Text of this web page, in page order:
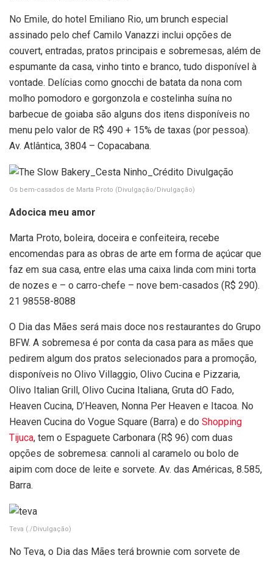
No Emile, do hotel Emiliano Rio, um brunch especial
assinado pelo chef Camilo Vanazzi inclui opções de
couvert, entradas, pratos principais e sobremesas, além de
espumante da casa, vinho tinto e branco, tudo disponível à
vontade. Delícias como gnocchi de batata da nona com
molho pomodoro e gorgonzola e costelinha suína no
barbecue de goiaba são alguns dos itens disponíveis no
menu pelo valor de R$ 490 + 15% de taxas (por pessoa).
Av. Atlântica, 3804 – Copacabana.
Os bem-casados de Marta Proto (Divulgação/Divulgação)
Adocica meu amor
Marta Proto, boleira, doceira e confeiteira, recebe
encomendas para as obras de arte em forma de açúcar que
faz em sua casa, entre elas uma caixa linda com mini torta
de nozes e – o carro-chefe – nove bem-casados (R$ 290).
21 98558-8088
O Dia das Mães será mais doce nos restaurantes do Grupo
BFW. A sobremesa é por conta da casa para as mães que
pedirem algum dos pratos selecionados para a promoção,
disponíveis no Olivo Villaggio, Olivo Cucina e Pizzaria,
Olivo Italian Grill, Olivo Cucina Italiana, Gruta dO Fado,
Heaven Cucina, D’Heaven, Nonna Per Heaven e Itacoa. No
Heaven Cucina do Vogue Square (Barra) e do Shopping
Tijuca, tem o Espaguete Carbonara (R$ 96) com duas
opções de sobremesa: cannoli al caramelo ou bolo de
aipim com doce de leite e sorvete. Av. das Américas, 8.585,
Barra.
Teva (./Divulgação)
No Teva, o Dia das Mães terá brownie com sorvete de